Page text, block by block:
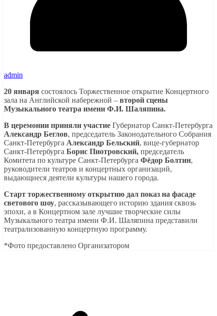
admin
20 января состоялось Торжественное открытие Концертного
зала на Английской набережной – второй сцены
Музыкального театра имени Ф.И. Шаляпина.
В церемонии приняли участие Губернатор Санкт-Петербурга
Александр Беглов, председатель Законодательного Собрания
Санкт-Петербурга Александр Бельский, вице-губернатор
Санкт-Петербурга Борис Пиотровский, председатель
Комитета по культуре Санкт-Петербурга Фёдор Болтин,
руководители театров и концертных организаций,
выдающиеся деятели культуры нашего города.
Старт торжественному открытию дал показ на фасаде
светового шоу, рассказывающего историю здания сквозь
эпохи, а в Концертном зале лучшие творческие силы
Музыкального театра имени Ф.И. Шаляпина представили
театрализованную концертную программу.
*Фото предоставлено Организатором